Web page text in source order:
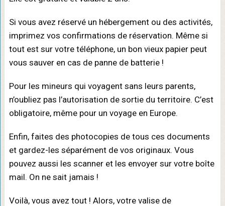
Si vous avez réservé un hébergement ou des activités,
imprimez vos confirmations de réservation. Même si
tout est sur votre téléphone, un bon vieux papier peut
vous sauver en cas de panne de batterie !
Pour les mineurs qui voyagent sans leurs parents,
n’oubliez pas l’autorisation de sortie du territoire. C’est
obligatoire, même pour un voyage en Europe.
Enfin, faites des photocopies de tous ces documents
et gardez-les séparément de vos originaux. Vous
pouvez aussi les scanner et les envoyer sur votre boîte
mail. On ne sait jamais !
Voilà, vous avez tout ! Alors, votre valise de